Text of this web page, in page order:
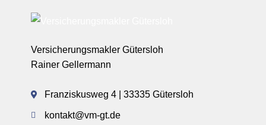
Versicherungsmakler Gütersloh
Rainer Gellermann
Franziskusweg 4 | 33335 Gütersloh
kontakt@vm-gt.de